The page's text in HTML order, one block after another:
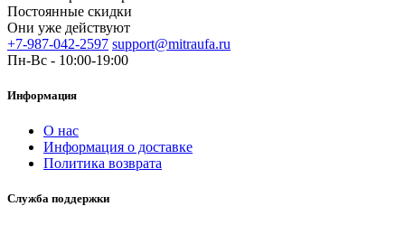
Постоянные скидки
Они уже действуют
+7-987-042-2597 support@mitraufa.ru
Пн-Вс - 10:00-19:00
Информация
О нас
Информация о доставке
Политика возврата
Служба поддержки